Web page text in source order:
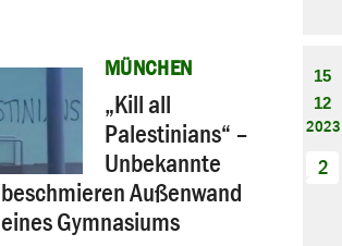
MÜNCHEN
„Kill all
Palestinians“ –
Unbekannte
beschmieren Außenwand
eines Gymnasiums
15
12
2023
2